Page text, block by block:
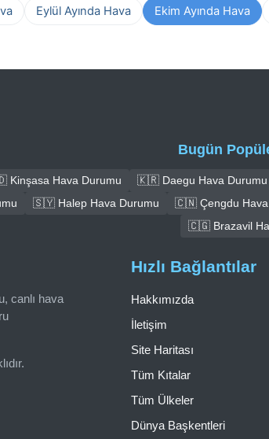
Eylül Ayında Hava Ekim Ayında Hava
Bugün
Hava Durumu 🇰🇷 Daegu Hava Durumu
🇸🇾 Halep Hava Durumu 🇨🇳 Çengdu Hava
🇨🇬 Brazavil
canlı hava
Hızlı Bağlantılar
Hakkımızda
İletişim
Site Haritası
Tüm Kıtalar
Tüm Ülkeler
Dünya Başkentleri